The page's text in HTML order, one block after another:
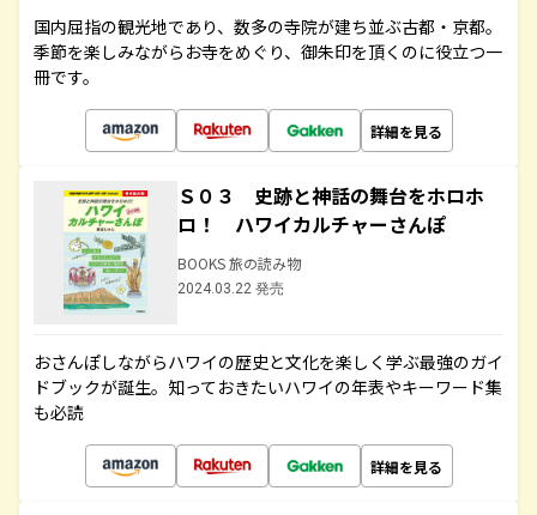
国内屈指の観光地であり、数多の寺院が建ち並ぶ古都・京都。
季節を楽しみながらお寺をめぐり、御朱印を頂くのに役立つ一
冊です。
詳細を見る
Ｓ０３ 史跡と神話の舞台をホロホ
ロ！ ハワイカルチャーさんぽ
BOOKS 旅の読み物
2024.03.22 発売
おさんぽしながらハワイの歴史と文化を楽しく学ぶ最強のガイ
ドブックが誕生。知っておきたいハワイの年表やキーワード集
も必読
詳細を見る